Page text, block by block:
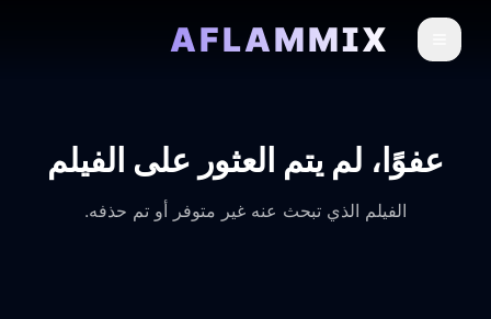
AFLAMMIX
عفوًا، لم يتم العثور على الفيلم
الفيلم الذي تبحث عنه غير متوفر أو تم حذفه.